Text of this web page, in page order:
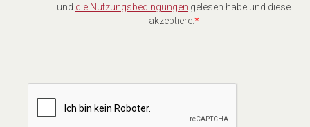
und die Nutzungsbedingungen gelesen habe und diese
akzeptiere.*